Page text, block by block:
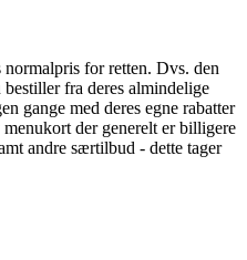
normalpris for retten. Dvs. den
fra deres almindelige
gange med deres egne rabatter
der generelt er billigere
andre særtilbud - dette tager